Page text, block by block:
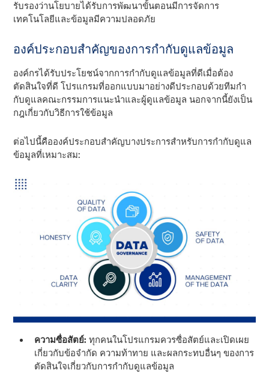
รับรองว่านโยบายได้รับการพัฒนาขั้นตอนมีการจัดการ
เทคโนโลยีและข้อมูลมีความปลอดภัย
องค์ประกอบสําคัญของการกํากับดูแลข้อมูล
องค์กรได้รับประโยชน์จากการกํากับดูแลข้อมูลที่ดีเมื่อต้อง
ตัดสินใจที่ดี โปรแกรมที่ออกแบบมาอย่างดีประกอบด้วยทีมกํา
กับดูแลคณะกรรมการแนะนําและผู้ดูแลข้อมูล นอกจากนี้ยังเป็น
กฎเกี่ยวกับวิธีการใช้ข้อมูล
ต่อไปนี้คือองค์ประกอบสําคัญบางประการสําหรับการกํากับดูแล
ข้อมูลที่เหมาะสม:
ความซื่อสัตย์: ทุกคนในโปรแกรมควรซื่อสัตย์และเปิดเผย
เกี่ยวกับข้อจํากัด ความท้าทาย และผลกระทบอื่นๆ ของการ
ตัดสินใจเกี่ยวกับการกํากับดูแลข้อมูล